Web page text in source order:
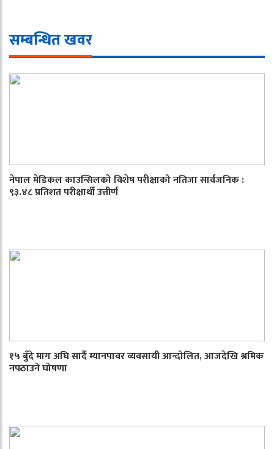
सम्बन्धित खवर
नेपाल मेडिकल काउन्सिलको विशेष परीक्षाको नतिजा सार्वजनिक :
९३.४८ प्रतिशत परीक्षार्थी उत्तीर्ण
१५ बुँदे माग अघि सार्दै म्यानपावर व्यवसायी आन्दोलित, आजदेखि श्रमिक
नपठाउने घोषणा